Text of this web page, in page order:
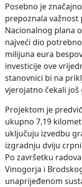
Posebno je
prepoznala
Nacionalnog plana
najveći dio
milijuna eura
investicije ove
stanovnici bi na
vjerojatno čekali još
Projektom je
ukupno 7,19
uključuju izvedbu
izgradnju dviju
Po završetku
Vinogorja i
unaprijeđenom